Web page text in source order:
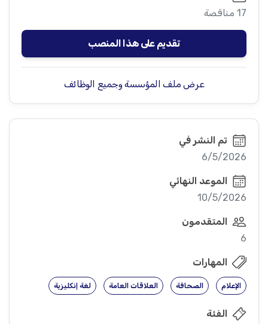
17 مناقصة
تقديم على هذا المنصب
عرض ملف المؤسسة وجميع الوظائف
تم النشر في
6/5/2026
الموعد النهائي
10/5/2026
المتقدمون
6
المهارات
الإعلام الصحافة العلاقات العامة لغة إنكليزية
الفئة